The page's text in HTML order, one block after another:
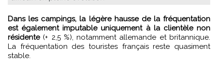
Dans les campings, la légère hausse de la fréquentation
est également imputable uniquement à la clientèle non
résidente(+ 2,5 %), notamment allemande et britannique.
La fréquentation des touristes français reste quasiment
stable.